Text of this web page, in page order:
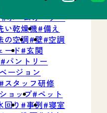
報
ホームオーナー
い乾燥機 備え
の空調 壁 空調
ード 玄関
パントリー
ージョン
スタッフ研修
ョップ ペット
回り 事例 寝室